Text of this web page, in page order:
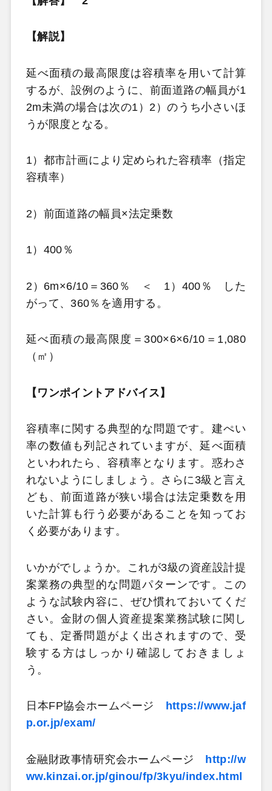
【解説】
延べ面積の最高限度は容積率を用いて計算
するが、設例のように、前面道路の幅員が1
2m未満の場合は次の1）2）のうち小さいほ
うが限度となる。
1）都市計画により定められた容積率（指定
容積率）
2）前面道路の幅員×法定乗数
1）400％
2）6m×6/10＝360％ ＜ 1）400％ した
がって、360％を適用する。
延べ面積の最高限度＝300×6×6/10＝1,080
（㎡）
【ワンポイントアドバイス】
容積率に関する典型的な問題です。建ぺい
率の数値も列記されていますが、延べ面積
といわれたら、容積率となります。惑わさ
れないようにしましょう。さらに3級と言え
ども、前面道路が狭い場合は法定乗数を用
いた計算も行う必要があることを知ってお
く必要があります。
いかがでしょうか。これが3級の資産設計提
案業務の典型的な問題パターンです。この
ような試験内容に、ぜひ慣れておいてくだ
さい。金財の個人資産提案業務試験に関し
ても、定番問題がよく出されますので、受
験する方はしっかり確認しておきましょ
う。
日本FP協会ホームページ
https://www.jaf
p.or.jp/exam/
金融財政事情研究会ホームページ http://w
ww.kinzai.or.jp/ginou/fp/3kyu/index.html